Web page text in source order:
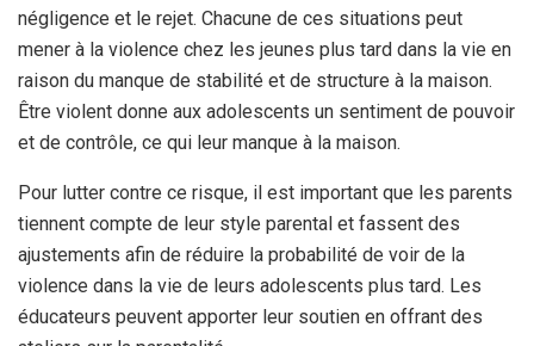
négligence et le rejet. Chacune de ces situations peut
mener à la violence chez les jeunes plus tard dans la vie en
raison du manque de stabilité et de structure à la maison.
Être violent donne aux adolescents un sentiment de pouvoir
et de contrôle, ce qui leur manque à la maison.
Pour lutter contre ce risque, il est important que les parents
tiennent compte de leur style parental et fassent des
ajustements afin de réduire la probabilité de voir de la
violence dans la vie de leurs adolescents plus tard. Les
éducateurs peuvent apporter leur soutien en offrant des